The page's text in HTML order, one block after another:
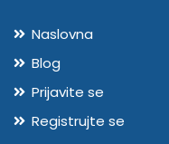
Naslovna
Blog
Prijavite se
Registrujte se